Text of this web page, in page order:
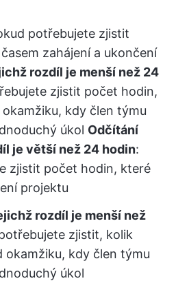
potřebujete zjistit
zahájení a ukončení
rozdíl je menší než 24
zjistit počet hodin,
kdy člen týmu
úkol Odčítání
je větší než 24 hodin:
zjistit počet hodin, které
projektu
rozdíl je menší než
zjistit, kolik
okamžiku, kdy člen týmu
úkol